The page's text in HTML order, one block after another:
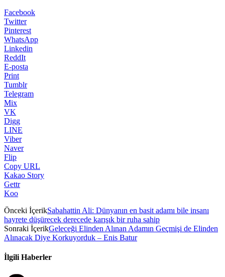
Facebook
Twitter
Pinterest
WhatsApp
Linkedin
ReddIt
E-posta
Print
Tumblr
Telegram
Mix
VK
Digg
LINE
Viber
Naver
Flip
Copy URL
Kakao Story
Gettr
Koo
Önceki İçerikSabahattin Ali: Dünyanın en basit adamı bile insanı
hayrete düşürecek derecede karışık bir ruha sahip
Sonraki İçerikGeleceği Elinden Alınan Adamın Geçmişi de Elinden
Alınacak Diye Korkuyorduk – Enis Batur
İlgili Haberler